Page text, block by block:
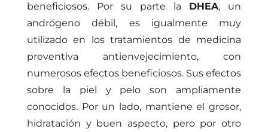
beneficiosos. Por su parte la DHEA, un
andrógeno débil, es igualmente muy
utilizado en los tratamientos de medicina
preventiva antienvejecimiento, con
numerosos efectos beneficiosos. Sus efectos
sobre la piel y pelo son ampliamente
conocidos. Por un lado, mantiene el grosor,
hidratación y buen aspecto, pero por otro